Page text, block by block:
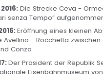
: Die Strecke Ceva -
senza Tempo“
:Eröffnung eines kleinen
Avellino - Rocchetta zwischen
Conza
:Der Präsident der Republik
Eisenbahnmuseum